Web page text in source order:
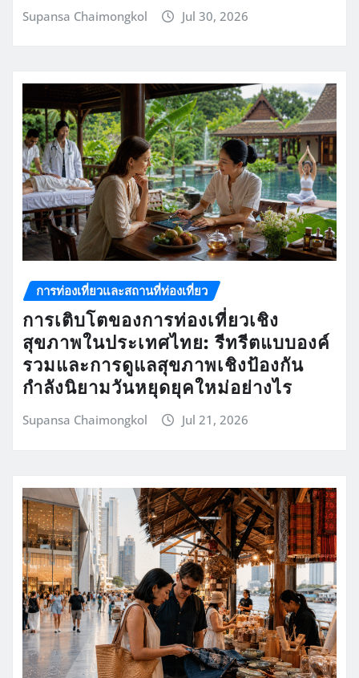
Supansa Chaimongkol Jul 30, 2026
การท่องเที่ยวและสถานที่ท่องเที่ยว
การเติบโตของการท่องเที่ยวเชิง
สุขภาพในประเทศไทย: รีทรีตแบบองค์
รวมและการดูแลสุขภาพเชิงป้องกัน
กำลังนิยามวันหยุดยุคใหม่อย่างไร
Supansa Chaimongkol Jul 21, 2026